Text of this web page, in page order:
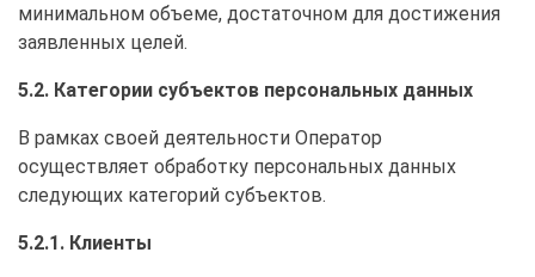
минимальном объеме, достаточном для достижения
заявленных целей.
5.2. Категории субъектов персональных данных
В рамках своей деятельности Оператор
осуществляет обработку персональных данных
следующих категорий субъектов.
5.2.1. Клиенты